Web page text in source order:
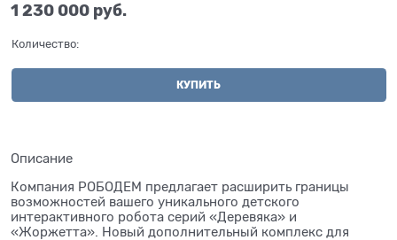
1 230 000 руб.
Количество:
КУПИТЬ
Описание
Компания РОБОДЕМ предлагает расширить границы
возможностей вашего уникального детского
интерактивного робота серий «Деревяка» и
«Жоржетта». Новый дополнительный комплекс для